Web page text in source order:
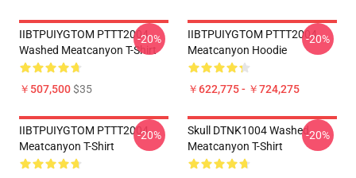
IIBTPUIYGTOM PTTT2004
Washed Meatcanyon T-Shirt
￥507,500$35
-20%
IIBTPUIYGTOM PTTT2004
Meatcanyon Hoodie
￥622,775 - ￥724,275
-20%
IIBTPUIYGTOM PTTT2004
Meatcanyon T-Shirt
-20%
Skull DTNK1004 Washed
Meatcanyon T-Shirt
-20%